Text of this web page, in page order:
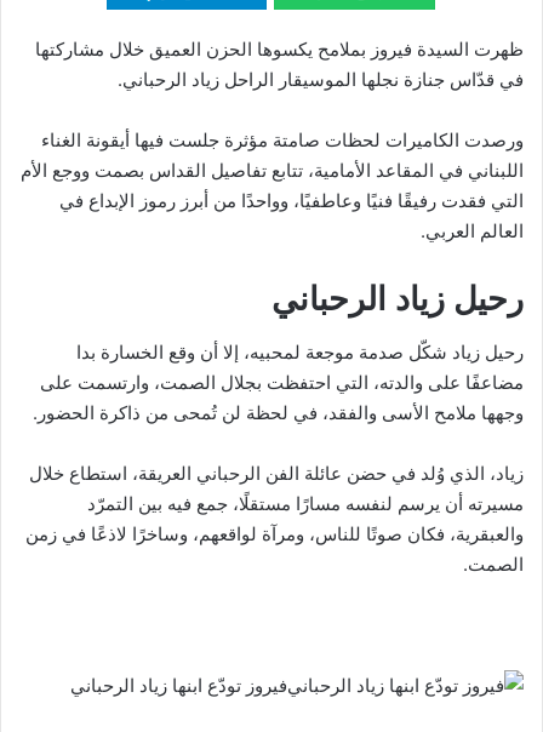
ظهرت السيدة فيروز بملامح يكسوها الحزن العميق خلال مشاركتها
في قدّاس جنازة نجلها الموسيقار الراحل زياد الرحباني.
ورصدت الكاميرات لحظات صامتة مؤثرة جلست فيها أيقونة الغناء
اللبناني في المقاعد الأمامية، تتابع تفاصيل القداس بصمت ووجع الأم
التي فقدت رفيقًا فنيًا وعاطفيًا، وواحدًا من أبرز رموز الإبداع في
العالم العربي.
رحيل زياد الرحباني
رحيل زياد شكّل صدمة موجعة لمحبيه، إلا أن وقع الخسارة بدا
مضاعفًا على والدته، التي احتفظت بجلال الصمت، وارتسمت على
وجهها ملامح الأسى والفقد، في لحظة لن تُمحى من ذاكرة الحضور.
زياد، الذي وُلد في حضن عائلة الفن الرحباني العريقة، استطاع خلال
مسيرته أن يرسم لنفسه مسارًا مستقلًا، جمع فيه بين التمرّد
والعبقرية، فكان صوتًا للناس، ومرآة لواقعهم، وساخرًا لاذعًا في زمن
الصمت.
فيروز تودّع ابنها زياد الرحباني